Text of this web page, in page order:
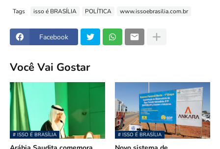
Tags isso é BRASÍLIA POLÍTICA www.issoebrasilia.com.br
Facebook
Você Vai Gostar
# ISSO É BRASÍLIA # ISSO É BRASÍLIA